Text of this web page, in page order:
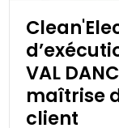
VAL
maîtrise
client